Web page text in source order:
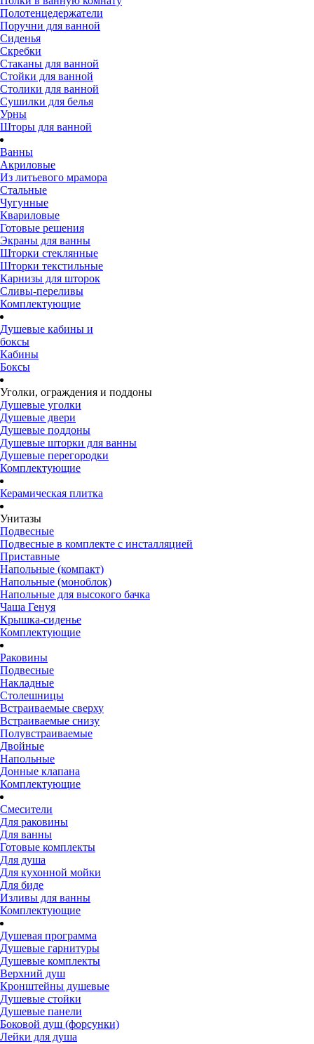
Полотенцедержатели
Поручни для ванной
Сиденья
Скребки
Стаканы для ванной
Стойки для ванной
Столики для ванной
Сушилки для белья
Урны
Шторы для ванной
Ванны
Акриловые
Из литьевого мрамора
Стальные
Чугунные
Квариловые
Готовые решения
Экраны для ванны
Шторки стеклянные
Шторки текстильные
Карнизы для шторок
Сливы-переливы
Комплектующие
Душевые кабины и
боксы
Кабины
Боксы
Уголки, ограждения и поддоны
Душевые уголки
Душевые двери
Душевые поддоны
Душевые шторки для ванны
Душевые перегородки
Комплектующие
Керамическая плитка
Унитазы
Подвесные
Подвесные в комплекте с инсталляцией
Приставные
Напольные (компакт)
Напольные (моноблок)
Напольные для высокого бачка
Чаша Генуя
Крышка-сиденье
Комплектующие
Раковины
Подвесные
Накладные
Столешницы
Встраиваемые сверху
Встраиваемые снизу
Полувстраиваемые
Двойные
Напольные
Донные клапана
Комплектующие
Смесители
Для раковины
Для ванны
Готовые комплекты
Для душа
Для кухонной мойки
Для биде
Изливы для ванны
Комплектующие
Душевая программа
Душевые гарнитуры
Душевые комплекты
Верхний душ
Кронштейны душевые
Душевые стойки
Душевые панели
Боковой душ (форсунки)
Лейки для душа